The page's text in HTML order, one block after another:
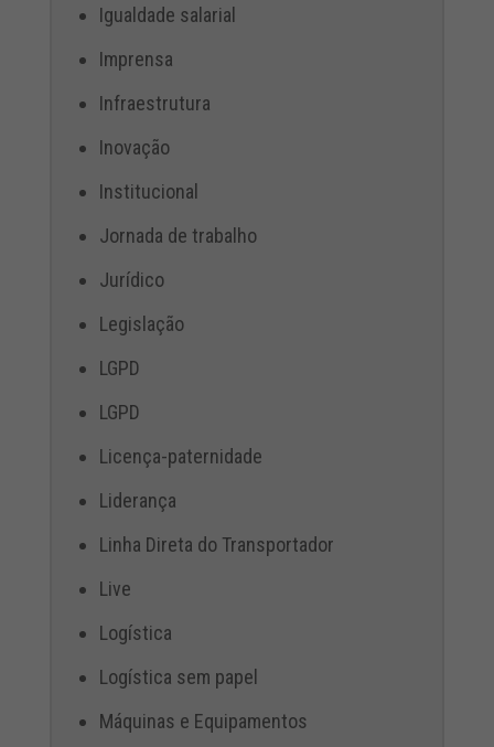
Igualdade salarial
Imprensa
Infraestrutura
Inovação
Institucional
Jornada de trabalho
Jurídico
Legislação
LGPD
LGPD
Licença-paternidade
Liderança
Linha Direta do Transportador
Live
Logística
Logística sem papel
Máquinas e Equipamentos